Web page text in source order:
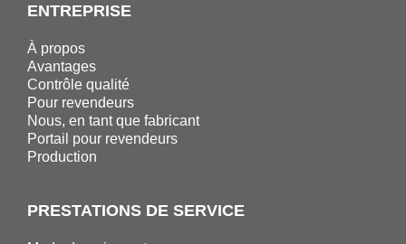
ENTREPRISE
À propos
Avantages
Contrôle qualité
Pour revendeurs
Nous, en tant que fabricant
Portail pour revendeurs
Production
PRESTATIONS DE SERVICE